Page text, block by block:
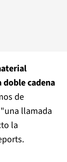
cadena
de
llamada
la